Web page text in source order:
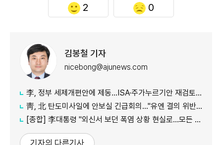
2 0
김봉철 기자
nicebong@ajunews.com
李, 정부 세제개편안에 제동…ISA·주가누르기안 재검토 지시
靑, 北 탄도미사일에 안보실 긴급회의…"유엔 결의 위반, 즉각 중단 촉구"
[종합] 李대통령 "외신서 보던 폭염 상황 현실로…모든 행정력 총동원하라"
기자의 다른기사